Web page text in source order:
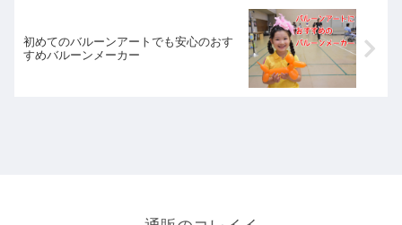
初めてのバルーンアートでも安心のおす
すめバルーンメーカー